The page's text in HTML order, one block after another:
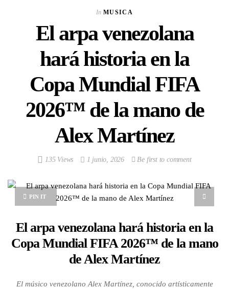
In MUSICA
El arpa venezolana
hará historia en la
Copa Mundial FIFA
2026™️ de la mano de
Alex Martínez
135 Views 1 junio, 2026 Be first to comment
PIN IT
El arpa venezolana hará historia en la
Copa Mundial FIFA 2026™️ de la mano
de Alex Martínez
El músico venezolano Alex Martínez, conocido artísticamente